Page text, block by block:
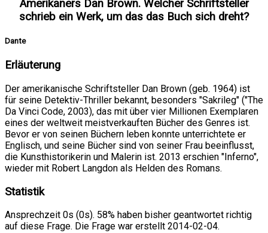
Amerikaners Dan Brown. Welcher Schriftsteller
schrieb ein Werk, um das das Buch sich dreht?
Dante
Erläuterung
Der amerikanische Schriftsteller Dan Brown (geb. 1964) ist
für seine Detektiv-Thriller bekannt, besonders "Sakrileg" ("The
Da Vinci Code, 2003), das mit über vier Millionen Exemplaren
eines der weltweit meistverkauften Bücher des Genres ist.
Bevor er von seinen Büchern leben konnte unterrichtete er
Englisch, und seine Bücher sind von seiner Frau beeinflusst,
die Kunsthistorikerin und Malerin ist. 2013 erschien "Inferno",
wieder mit Robert Langdon als Helden des Romans.
Statistik
Ansprechzeit 0s (0s). 58% haben bisher geantwortet richtig
auf diese Frage. Die Frage war erstellt 2014-02-04.